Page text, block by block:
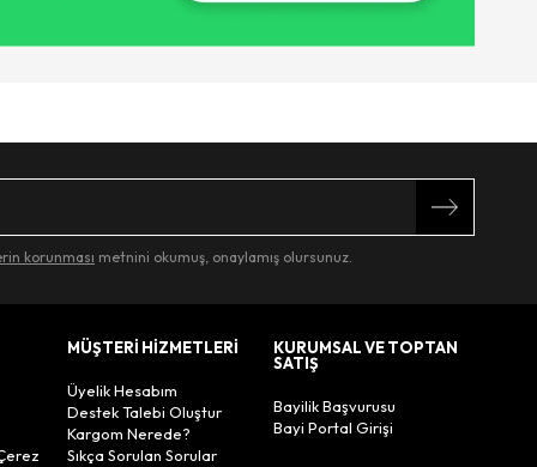
korunması metnini okumuş, onaylamış olursunuz.
MÜŞTERİ HİZMETLERİ
Üyelik Hesabım
Destek Talebi Oluştur
Kargom Nerede?
Sıkça Sorulan Sorular
KURUMSAL VE TOPTAN
SATIŞ
Bayilik Başvurusu
Bayi Portal Girişi